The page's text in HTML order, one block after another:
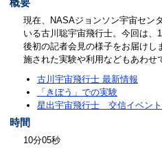
概要
現在、NASAジョンソン宇宙セン
いる古川聡宇宙飛行士。今回は、
後初の記者会見の様子をお届けし
施された実験や利用などもあわせ
古川宇宙飛行士 最新情報
「きぼう」での実験
星出宇宙飛行士 交信イベン
時間
10分05秒